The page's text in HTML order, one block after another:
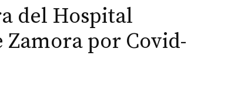
del Hospital
Zamora por Covid-